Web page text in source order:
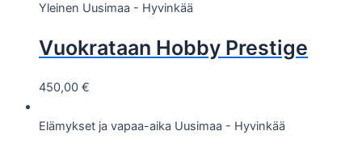
Yleinen Uusimaa - Hyvinkää
Vuokrataan Hobby Prestige
450,00 €
Elämykset ja vapaa-aika Uusimaa - Hyvinkää